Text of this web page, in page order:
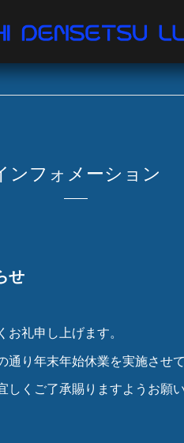
ンフォメーション
せ
お礼申し上げます。
り年末年始休業を実施させ
くご了承賜りますようお願